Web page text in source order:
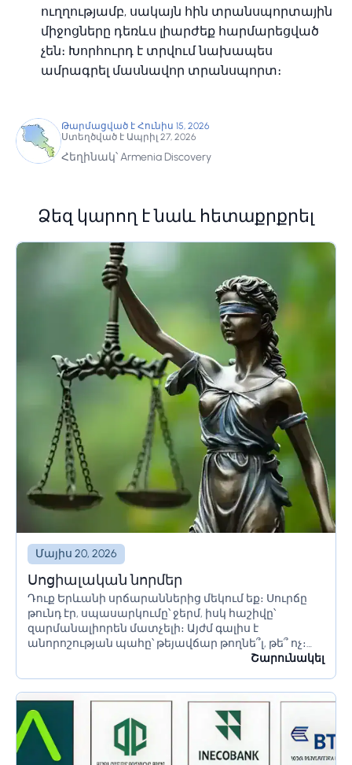
ուղղությամբ, սակայն հին տրանսպորտային
միջոցները դեռևս լիարժեք հարմարեցված
չեն։ Խորհուրդ է տրվում նախապես
ամրագրել մասնավոր տրանսպորտ։
Ստեղծված է Ապրիլ 27, 2026
Թարմացված է Հունիս 15, 2026
Հեղինակ՝ Armenia Discovery
Ձեզ կարող է նաև հետաքրքրել
Մայիս 20, 2026
Սոցիալական նորմեր
Դուք Երևանի սրճարաններից մեկում եք։ Սուրճը
թունդ էր, սպասարկումը՝ ջերմ, իսկ հաշիվը՝
զարմանալիորեն մատչելի։ Այժմ գալիս է
անորոշության պահը՝ թեյավճար թողնե՞լ, թե՞ ոչ։
Եթե այո, ապա որքա՞ն։ Արդյոք կոպիտ չի՞ լինի
Շարունակել